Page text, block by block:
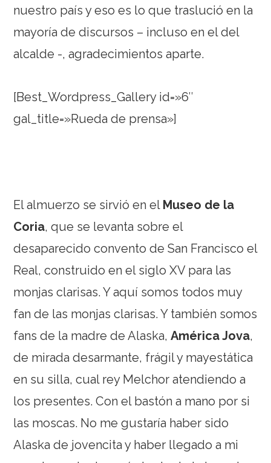
nuestro país y eso es lo que traslució en la
mayoría de discursos – incluso en el del
alcalde -, agradecimientos aparte.
[Best_Wordpress_Gallery id=»6″
gal_title=»Rueda de prensa»]
El almuerzo se sirvió en el Museo de la
Coria, que se levanta sobre el
desaparecido convento de San Francisco el
Real, construido en el siglo XV para las
monjas clarisas. Y aquí somos todos muy
fan de las monjas clarisas.Y también somos
fans de la madre de Alaska,América Jova,
de mirada desarmante, frágil y mayestática
en su silla, cual rey Melchor atendiendo a
los presentes. Con el bastón a mano por si
las moscas. No me gustaría haber sido
Alaska de jovencita y haber llegado a mi